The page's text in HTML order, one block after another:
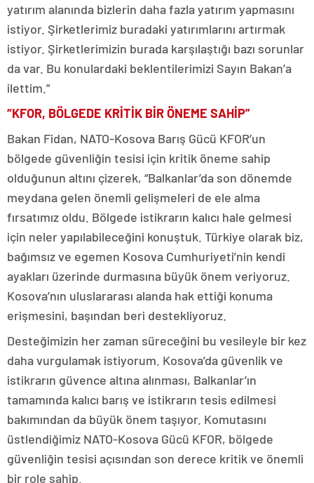
yatırım alanında bizlerin daha fazla yatırım yapmasını
istiyor. Şirketlerimiz buradaki yatırımlarını artırmak
istiyor. Şirketlerimizin burada karşılaştığı bazı sorunlar
da var. Bu konulardaki beklentilerimizi Sayın Bakan’a
ilettim.”
“KFOR, BÖLGEDE KRİTİK BİR ÖNEME SAHİP”
Bakan Fidan, NATO-Kosova Barış Gücü KFOR’un
bölgede güvenliğin tesisi için kritik öneme sahip
olduğunun altını çizerek, “Balkanlar’da son dönemde
meydana gelen önemli gelişmeleri de ele alma
fırsatımız oldu. Bölgede istikrarın kalıcı hale gelmesi
için neler yapılabileceğini konuştuk. Türkiye olarak biz,
bağımsız ve egemen Kosova Cumhuriyeti’nin kendi
ayakları üzerinde durmasına büyük önem veriyoruz.
Kosova’nın uluslararası alanda hak ettiği konuma
erişmesini, başından beri destekliyoruz.
Desteğimizin her zaman süreceğini bu vesileyle bir kez
daha vurgulamak istiyorum. Kosova’da güvenlik ve
istikrarın güvence altına alınması, Balkanlar’ın
tamamında kalıcı barış ve istikrarın tesis edilmesi
bakımından da büyük önem taşıyor. Komutasını
üstlendiğimiz NATO-Kosova Gücü KFOR, bölgede
güvenliğin tesisi açısından son derece kritik ve önemli
bir role sahip.